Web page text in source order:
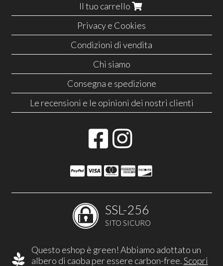
Il tuo carrello
Privacy e Cookies
Condizioni di vendita
Chi siamo
Consegna e spedizione
Le recensioni e le opinioni dei nostri clienti
SSL-256
SITO SICURO
Questo eshop è green! Abbiamo adottato un
albero di caoba per essere carbon-free.Scopri